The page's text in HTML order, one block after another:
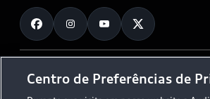
Planejamento de recarga
O Legado do S
Audi Driving Experience
ESG
Fale Conosco
Trabalhe Conosco
© 2026 AUDI AG. All Rights Reserved.
Centro de Preferências de